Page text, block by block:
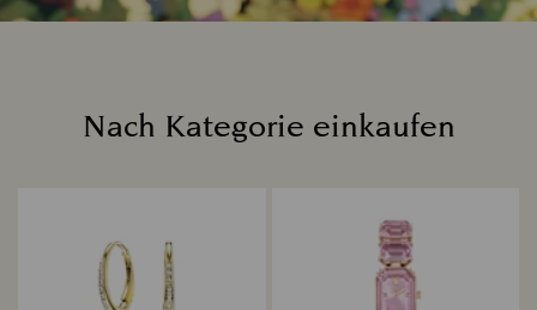
Nach Kategorie einkaufen